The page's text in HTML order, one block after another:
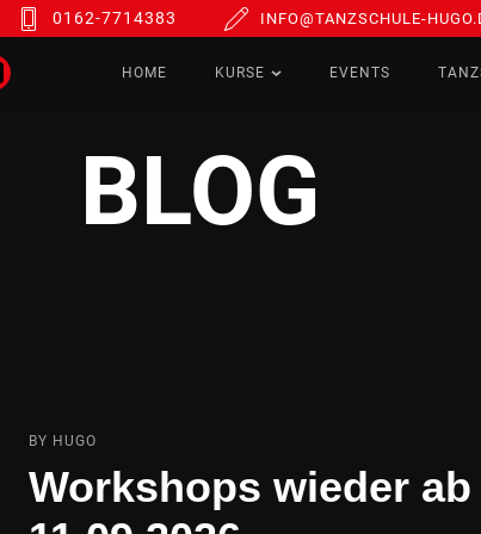
0162-7714383 INFO@TANZSCHULE-
HOME KURSE EVENTS
BLOG
BY HUGO
Workshops wieder ab